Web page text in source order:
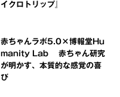
イクロトリップ』
赤ちゃんラボ5.0×博報堂Hu
manity Lab 赤ちゃん研究
が明かす、本質的な感覚の喜
び